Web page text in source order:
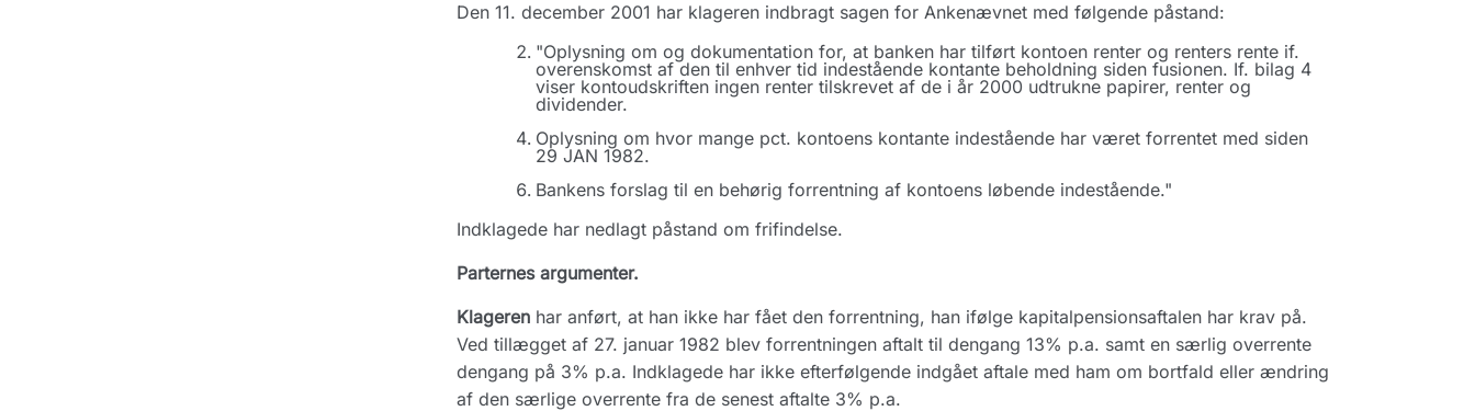
Den 11. december 2001 har klageren indbragt sagen for Ankenævnet med følgende påstand:
"Oplysning om og dokumentation for, at banken har tilført kontoen renter og renters rente if.
overenskomst af den til enhver tid indestående kontante beholdning siden fusionen. If. bilag 4
viser kontoudskriften ingen renter tilskrevet af de i år 2000 udtrukne papirer, renter og
dividender.
Oplysning om hvor mange pct. kontoens kontante indestående har været forrentet med siden
29 JAN 1982.
Bankens forslag til en behørig forrentning af kontoens løbende indestående."
Indklagede har nedlagt påstand om frifindelse.
Parternes argumenter.
Klagerenhar anført, at han ikke har fået den forrentning, han ifølge kapitalpensionsaftalen har krav på.
Ved tillægget af 27. januar 1982 blev forrentningen aftalt til dengang 13% p.a. samt en særlig overrente
dengang på 3% p.a. Indklagede har ikke efterfølgende indgået aftale med ham om bortfald eller ændring
af den særlige overrente fra de senest aftalte 3% p.a.